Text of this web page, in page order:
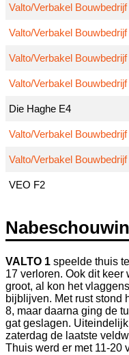
Valto/Verbakel
Valto/Verbakel
Valto/Verbakel
Valto/Verbakel
Die Haghe E4
Valto/Verbakel Bouwbedrijf
Valto/Verbakel
VEO F2
VALTO 1 speelde thuis
17 verloren. Ook dit
groot, al kon het
bijblijven. Met rust stond
8, maar daarna ging de
gat geslagen.
zaterdag de laatste
Thuis werd er met 11-20